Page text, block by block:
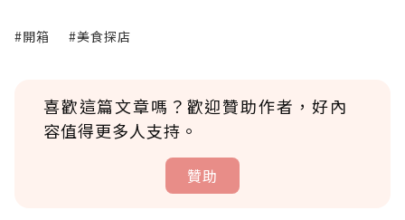
#開箱 #美食探店
喜歡這篇文章嗎？歡迎贊助作者，好內
容值得更多人支持。
贊助